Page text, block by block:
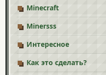
Minecraft
Minersss
Интересное
Как это сделать?